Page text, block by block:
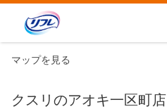
マップを見る
クスリのアオキ一区町店